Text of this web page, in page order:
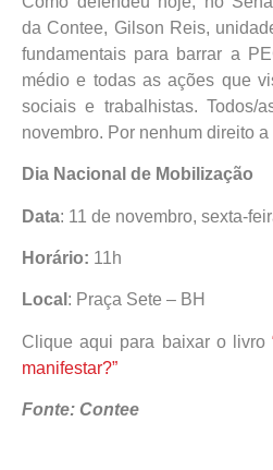
da Contee, Gilson Reis,
fundamentais para barrar a
médio e todas as ações que
sociais e trabalhistas.
novembro. Por nenhum direito a
Dia Nacional de Mobilização
Data: 11 de novembro, sexta-
Horário: 11h
Local : Praça Sete – BH
Clique aqui para baixar o livro
manifestar?”
Fonte: Contee